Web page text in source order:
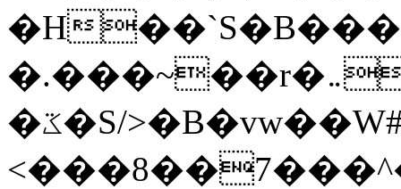
�H
�.���~��r�޼�}�܅�mؕWu���K}
�ػ�S/>�B�vw��W#�I��*]\W��)Ħ�1��fC}